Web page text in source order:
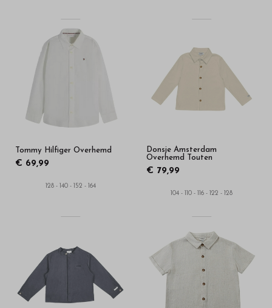
Tommy Hilfiger Overhemd
€ 69,99
128 - 140 - 152 - 164
Donsje Amsterdam
Overhemd Touten
€ 79,99
104 - 110 - 116 - 122 - 128